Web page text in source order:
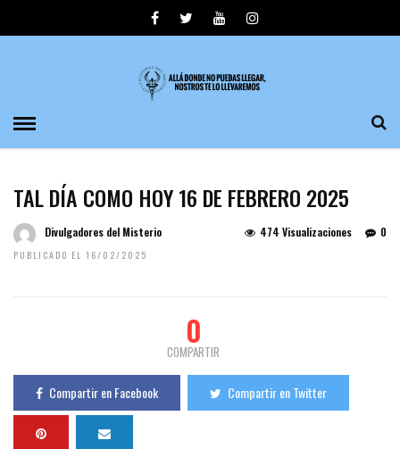
TAL DÍA COMO HOY 16 DE FEBRERO 2025
Divulgadores del Misterio
PUBLICADO EL 16/02/2025
0
474 Visualizaciones
0
COMPARTIR
Compartir en Facebook Compartir en Twitter